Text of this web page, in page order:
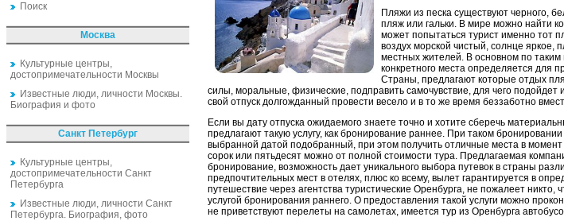
Поиск
Москва
Культурные центры,
достопримечательности Москвы
Известные люди, личности Москвы.
Биография и фото
Санкт Петербург
Культурные центры,
достопримечательности Санкт
Петербурга
Известные люди, личности Санкт
Петербурга. Биография, фото
Пляжи из песка существуют черного,
пляж или гальки. В мире можно найти
может попытаться турист именно тот
воздух морской чистый, солнце яркое,
местных жителей. В основном по таким
конкретного места определяется для
Страны, предлагают которые отдых
силы, моральные, физические, подправить самочувствие, для чего
свой отпуск долгожданный провести весело и в то же время беззаботно
Если вы дату отпуска ожидаемого знаете точно и хотите сберечь
предлагают такую услугу, как бронирование раннее. При таком
выбранной датой подобранный, при этом получить отличные места в
сорок или пятьдесят можно от полной стоимости тура. Предлагаемая
бронирование, возможность дает уникального выбора путевок в страны
предпочтительных мест в отелях, плюс ко всему, вылет гарантируется в
путешествие через агентства туристические Оренбурга, не пожалеет никто,
услугой бронирования раннего. О предоставления такой услуги можно
не приветствуют перелеты на самолетах, имеется тур из Оренбурга